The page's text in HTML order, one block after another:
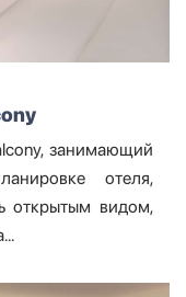
занимающий
отеля,
открытым видом,